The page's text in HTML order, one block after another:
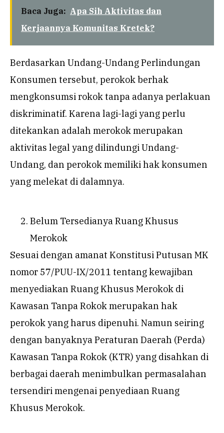
Baca Juga: Apa Sih Aktivitas dan
Kerjaannya Komunitas Kretek?
Berdasarkan Undang-Undang Perlindungan
Konsumen tersebut, perokok berhak
mengkonsumsi rokok tanpa adanya perlakuan
diskriminatif. Karena lagi-lagi yang perlu
ditekankan adalah merokok merupakan
aktivitas legal yang dilindungi Undang-
Undang, dan perokok memiliki hak konsumen
yang melekat di dalamnya.
Belum Tersedianya Ruang Khusus
Merokok
Sesuai dengan amanat Konstitusi Putusan MK
nomor 57/PUU-IX/2011 tentang kewajiban
menyediakan Ruang Khusus Merokok di
Kawasan Tanpa Rokok merupakan hak
perokok yang harus dipenuhi. Namun seiring
dengan banyaknya Peraturan Daerah (Perda)
Kawasan Tanpa Rokok (KTR) yang disahkan di
berbagai daerah menimbulkan permasalahan
tersendiri mengenai penyediaan Ruang
Khusus Merokok.